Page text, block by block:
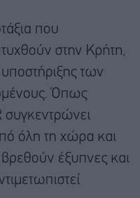
που
στην Κρήτη,
των
Όπως
συγκεντρώνει
όλη τη χώρα και
έξυπνες και